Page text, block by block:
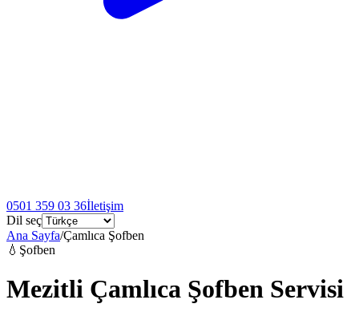
0501 359 03 36İletişim
Dil seç
Ana Sayfa/Çamlıca Şofben
💧 Şofben
Mezitli Çamlıca Şofben Servisi